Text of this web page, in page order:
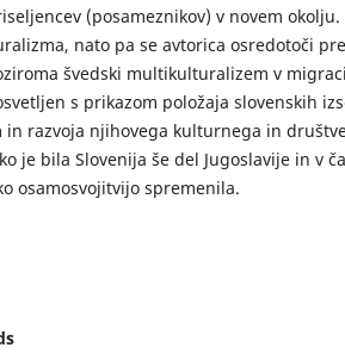
(posameznikov) v novem
nato pa se avtorica osredotoči
švedski multikulturalizem v
s prikazom položaja slovenskih
in razvoja njihovega kulturnega in
je bila Slovenija še del Jugoslavije in v
osamosvojitvijo spremenila.